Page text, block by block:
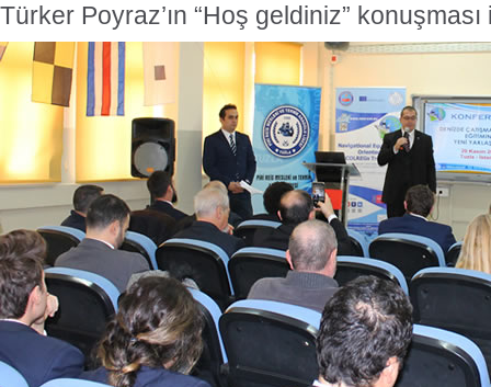
Türker Poyraz’ın “Hoş geldiniz” konuşması